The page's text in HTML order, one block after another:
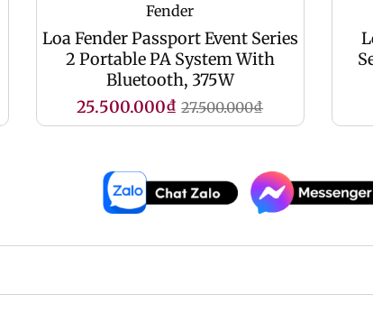
Fender
Loa Fender Passport Event Series
2 Portable PA System With
Bluetooth, 375W
Giá
khuyến
25.500.000₫ Giá
gốc
27.500.000₫